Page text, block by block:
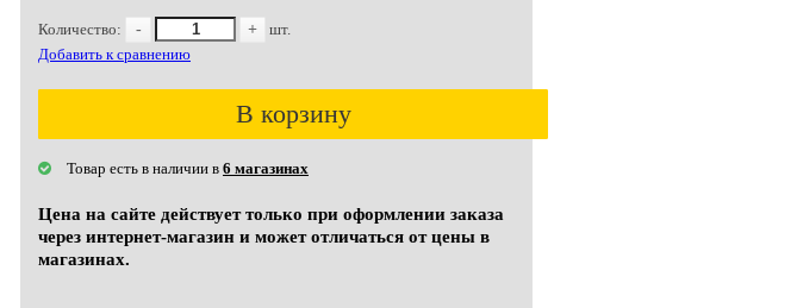
Количество: - +
шт.
Добавить к сравнению
В корзину
Товар есть в наличии в 6 магазинах
Цена на сайте действует только при оформлении заказа
через интернет-магазин и может отличаться от цены в
магазинах.